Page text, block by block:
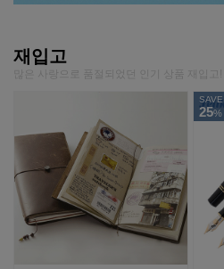
재입고
많은 사랑으로 품절되었던 인기 상품 재입고!
SAVE
25%